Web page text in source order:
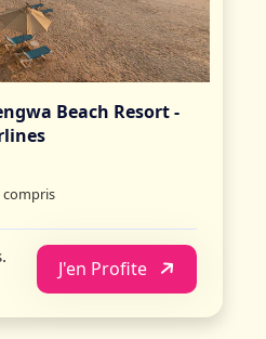
Beach Resort -
compris
J'en Profite